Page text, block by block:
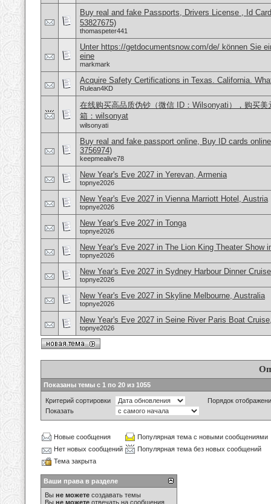
Buy real and fake Passports, Drivers License , Id
53827675)
thomaspeter441
Unter https://getdocumentsnow.com/de/ können Sie
eine
markmark
Acquire Safety Certifications in Texas. California.
Rulean4KD
在线购买高品质伪钞（微信 ID：Wilsonyati），购买
箱：wilsonyat
wilsonyati
Buy real and fake passport online, Buy ID cards
3756974)
keepmealive78
New Year's Eve 2027 in Yerevan, Armenia
topnye2026
New Year's Eve 2027 in Vienna Marriott Hotel, Austria
topnye2026
New Year's Eve 2027 in Tonga
topnye2026
New Year's Eve 2027 in The Lion King Theater Show
topnye2026
New Year's Eve 2027 in Sydney Harbour Dinner
topnye2026
New Year's Eve 2027 in Skyline Melbourne, Australia
topnye2026
New Year's Eve 2027 in Seine River Paris Boat
topnye2026
Показаны темы с 1 по 20 из 1055
Критерий сортировки
Порядок
Показать
Новые сообщения
Популярная тема с новыми сообщениями
Нет новых сообщений
Популярная тема без новых сообщений
Тема закрыта
Ваши права в разделе
Вы не можете создавать темы
Вы не можете отвечать на сообщения